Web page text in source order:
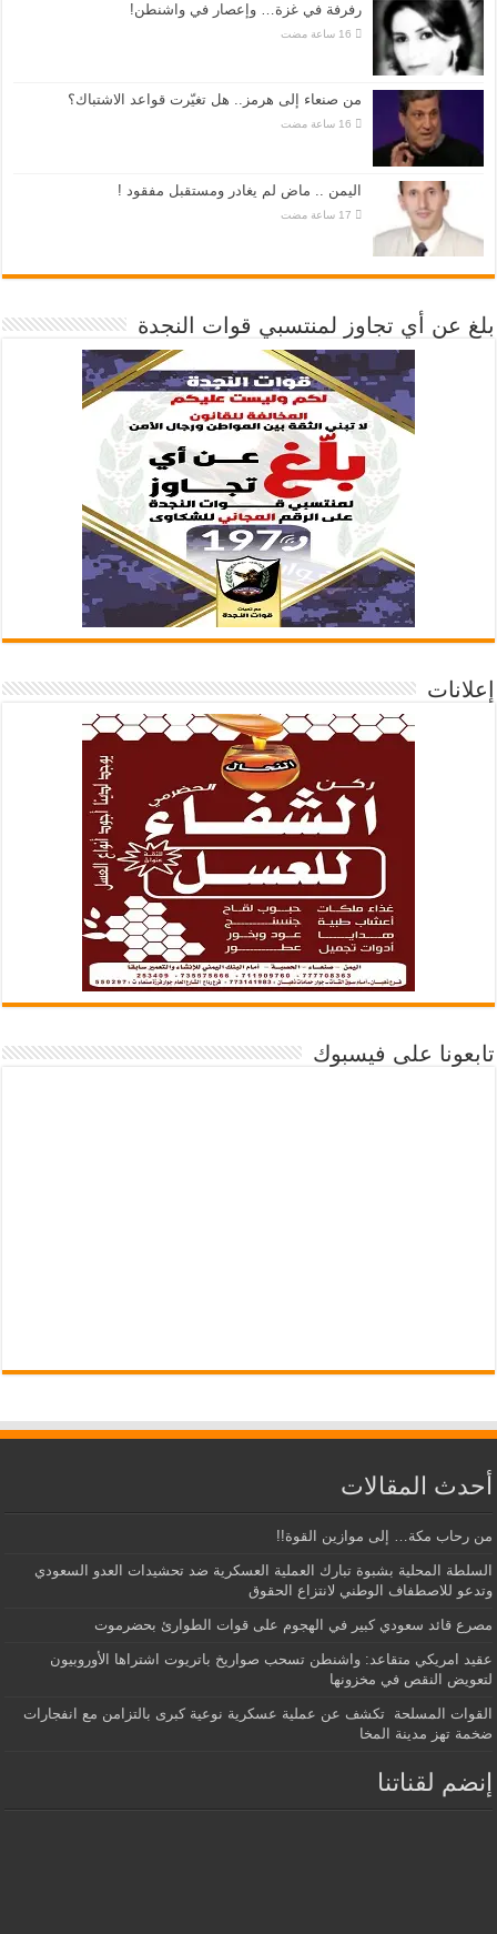
رفرفة في غزة… وإعصار في واشنطن!
من صنعاء إلى هرمز.. هل تغيّرت قواعد الاشتباك؟
اليمن .. ماض لم يغادر ومستقبل مفقود !
بلغ عن أي تجاوز لمنتسبي قوات النجدة
إعلانات
تابعونا على فيسبوك
أحدث المقالات
من رحاب مكة… إلى موازين القوة!!
السلطة المحلية بشبوة تبارك العملية العسكرية ضد تحشيدات العدو السعودي
وتدعو للاصطفاف الوطني لانتزاع الحقوق
مصرع قائد سعودي كبير في الهجوم على قوات الطوارئ بحضرموت
عقيد امريكي متقاعد: واشنطن تسحب صواريخ باتريوت اشتراها الأوروبيون
لتعويض النقص في مخزونها
القوات المسلحة تكشف عن عملية عسكرية نوعية كبرى بالتزامن مع انفجارات
ضخمة تهز مدينة المخا
إنضم لقناتنا